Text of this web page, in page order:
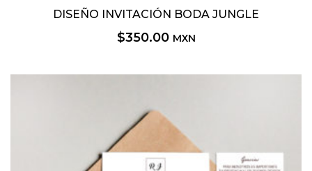
DISEÑO INVITACIÓN BODA JUNGLE
$350.00 MXN